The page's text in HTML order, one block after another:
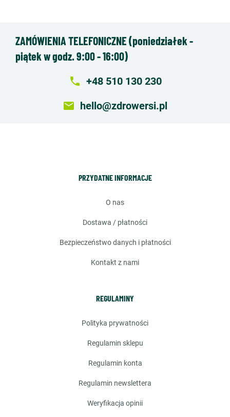
ZAMÓWIENIA TELEFONICZNE (poniedziałek -
piątek w godz. 9:00 - 16:00)
local_phone +48 510 130 230
email hello@zdrowersi.pl
PRZYDATNE INFORMACJE
o nas
dostawa / płatności
bezpieczeństwo danych i płatności
kontakt z nami
REGULAMINY
polityka prywatności
regulamin sklepu
regulamin konta
regulamin newslettera
weryfikacja opinii